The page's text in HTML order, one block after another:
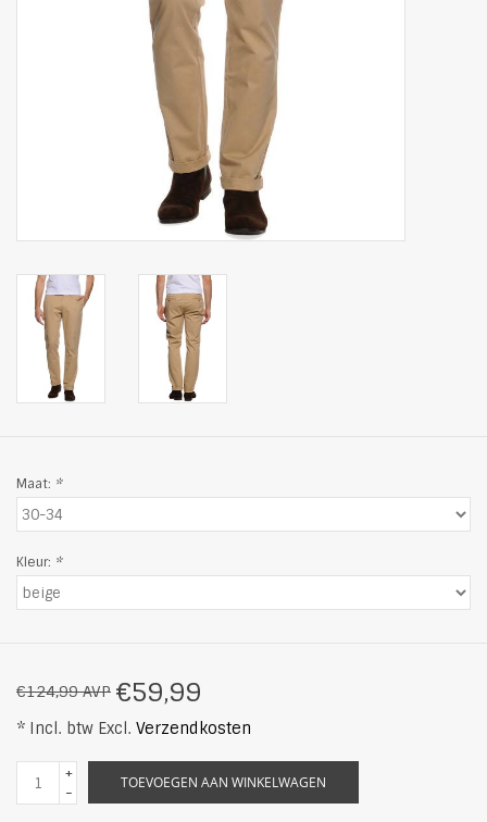
Maat: *
Kleur: *
€124,99 AVP €59,99
* Incl. btw Excl. Verzendkosten
+
-
TOEVOEGEN AAN WINKELWAGEN